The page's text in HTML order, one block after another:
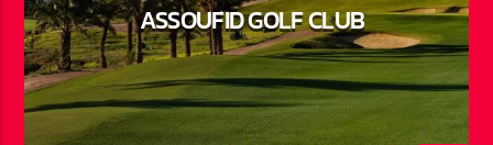
ASSOUFID GOLF CLUB